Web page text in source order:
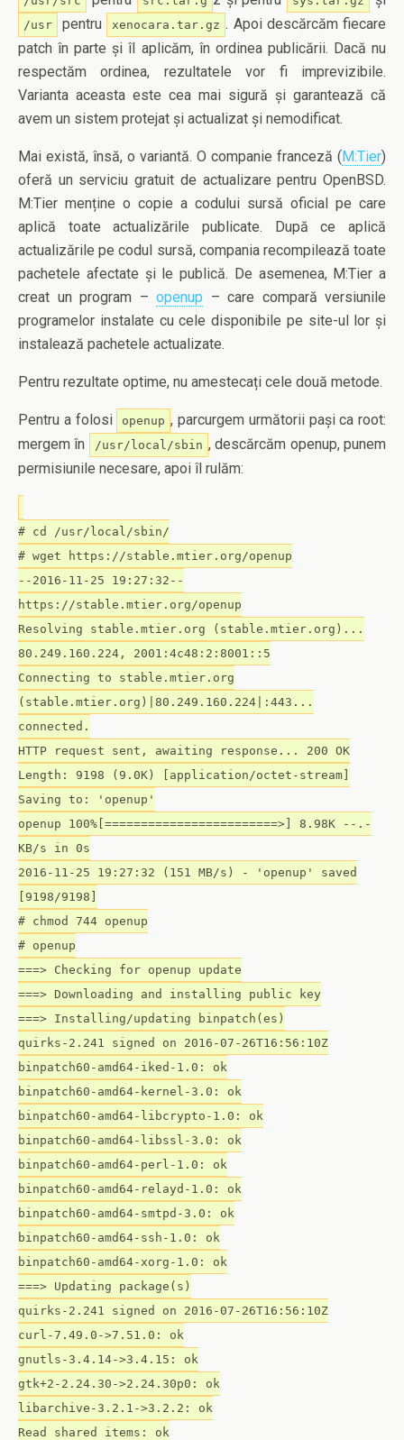
/usr pentru xenocara.tar.gz . Apoi descărcăm fiecare
patch în parte și îl aplicăm, în ordinea publicării. Dacă nu
respectăm ordinea, rezultatele vor fi imprevizibile.
Varianta aceasta este cea mai sigură și garantează că
avem un sistem protejat și actualizat și nemodificat.
Mai există, însă, o variantă. O companie franceză (M:Tier)
oferă un serviciu gratuit de actualizare pentru OpenBSD.
M:Tier menține o copie a codului sursă oficial pe care
aplică toate actualizările publicate. După ce aplică
actualizările pe codul sursă, compania recompilează toate
pachetele afectate și le publică. De asemenea, M:Tier a
creat un program – openup – care compară versiunile
programelor instalate cu cele disponibile pe site-ul lor și
instalează pachetele actualizate.
Pentru rezultate optime, nu amestecați cele două metode.
Pentru a folosi openup , parcurgem următorii pași ca root:
mergem în
/usr/local/sbin , descărcăm openup, punem
permisiunile necesare, apoi îl rulăm:
# cd /usr/local/sbin/
# wget https://stable.mtier.org/openup
--2016-11-25 19:27:32--
https://stable.mtier.org/openup
Resolving stable.mtier.org (stable.mtier.org)...
80.249.160.224, 2001:4c48:2:8001::5
Connecting to stable.mtier.org
(stable.mtier.org)|80.249.160.224|:443...
connected.
HTTP request sent, awaiting response... 200 OK
Length: 9198 (9.0K) [application/octet-stream]
Saving to: 'openup'
openup 100%[========================>] 8.98K --.-
KB/s in 0s
2016-11-25 19:27:32 (151 MB/s) - 'openup' saved
[9198/9198]
# chmod 744 openup
# openup
===> Checking for openup update
===> Downloading and installing public key
===> Installing/updating binpatch(es)
quirks-2.241 signed on 2016-07-26T16:56:10Z
binpatch60-amd64-iked-1.0: ok
binpatch60-amd64-kernel-3.0: ok
binpatch60-amd64-libcrypto-1.0: ok
binpatch60-amd64-libssl-3.0: ok
binpatch60-amd64-perl-1.0: ok
binpatch60-amd64-relayd-1.0: ok
binpatch60-amd64-smtpd-3.0: ok
binpatch60-amd64-ssh-1.0: ok
binpatch60-amd64-xorg-1.0: ok
===> Updating package(s)
quirks-2.241 signed on 2016-07-26T16:56:10Z
curl-7.49.0->7.51.0: ok
gnutls-3.4.14->3.4.15: ok
gtk+2-2.24.30->2.24.30p0: ok
libarchive-3.2.1->3.2.2: ok
Read shared items: ok